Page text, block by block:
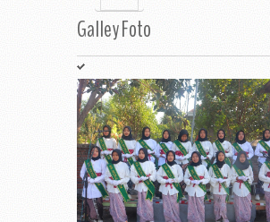
GalleyFoto